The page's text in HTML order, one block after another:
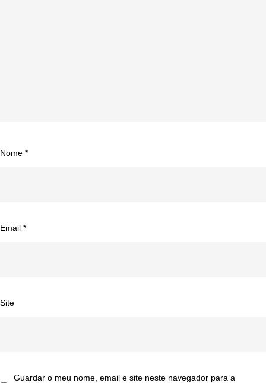
Nome *
Email *
Site
Guardar o meu nome, email e site neste navegador para a